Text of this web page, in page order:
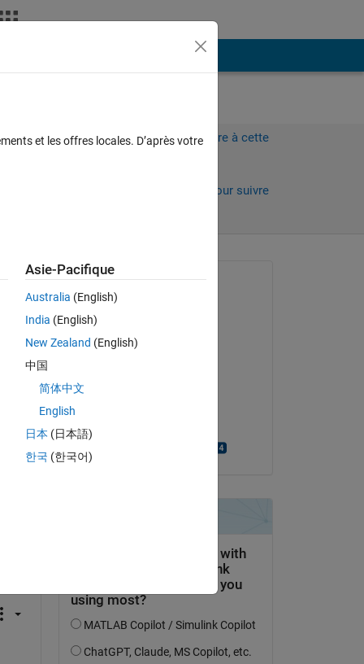
Connectez-vous pour répondre à cette
Connectez-vous pour suivre
anciens
Ara
le 27 Mai 2024
le 29 Mai 2024
Acceptée :
et les offres locales. D’après votre
Asie-Pacifique
Australia (English)
India (English)
New Zealand (English)
中国
简体中文
English
日本 (日本語)
한국 (한국어)